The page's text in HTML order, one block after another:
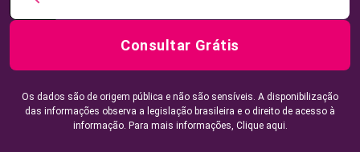
Consultar Grátis
Os dados são de origem pública e não são sensíveis. A disponibilização
das informações observa a legislação brasileira e o direito de acesso à
informação. Para mais informações, Clique aqui.